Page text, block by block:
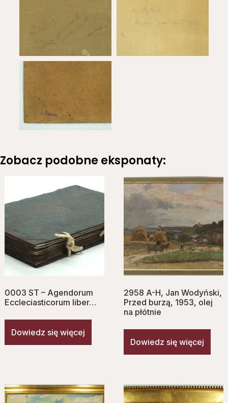
Zobacz podobne eksponaty:
0003 ST – Agendorum
Eccleciasticorum liber…
Dowiedz się więcej
2958 A-H, Jan Wodyński,
Przed burzą, 1953, olej
na płótnie
Dowiedz się więcej